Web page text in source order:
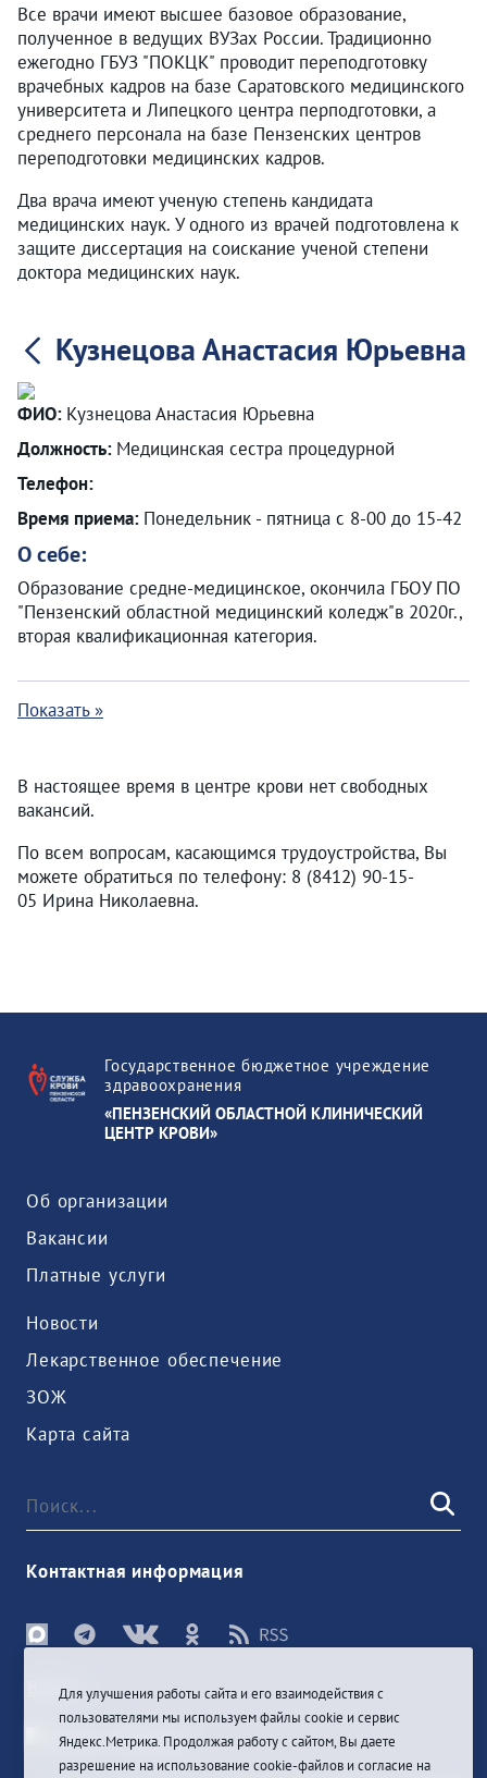
Все врачи имеют высшее базовое образование,
полученное в ведущих ВУЗах России. Традиционно
ежегодно ГБУЗ "ПОКЦК" проводит переподготовку
врачебных кадров на базе Саратовского медицинского
университета и Липецкого центра перподготовки, а
среднего персонала на базе Пензенских центров
переподготовки медицинских кадров.
Два врача имеют ученую степень кандидата
медицинских наук. У одного из врачей подготовлена к
защите диссертация на соискание ученой степени
доктора медицинских наук.
Кузнецова Анастасия Юрьевна
ФИО: Кузнецова Анастасия Юрьевна
Должность: Медицинская сестра процедурной
Телефон:
Время приема: Понедельник - пятница с 8-00 до 15-42
О себе:
Образование средне-медицинское, окончила ГБОУ ПО
"Пензенский областной медицинский коледж"в 2020г.,
вторая квалификационная категория.
Показать »
В настоящее время в центре крови нет свободных
вакансий.
По всем вопросам, касающимся трудоустройства, Вы
можете обратиться по телефону: 8 (8412) 90-15-
05 Ирина Николаевна.
Государственное бюджетное учреждение
здравоохранения
«ПЕНЗЕНСКИЙ ОБЛАСТНОЙ КЛИНИЧЕСКИЙ
ЦЕНТР КРОВИ»
Об организации
Вакансии
Платные услуги
Новости
Лекарственное обеспечение
ЗОЖ
Карта сайта
Контактная информация
ВойтиДля улучшения работы сайта и его взаимодействия с
пользователями мы используем файлы cookie и сервис
Яндекс.Метрика. Продолжая работу с сайтом, Вы даете
разрешение на использование cookie-файлов и согласие на